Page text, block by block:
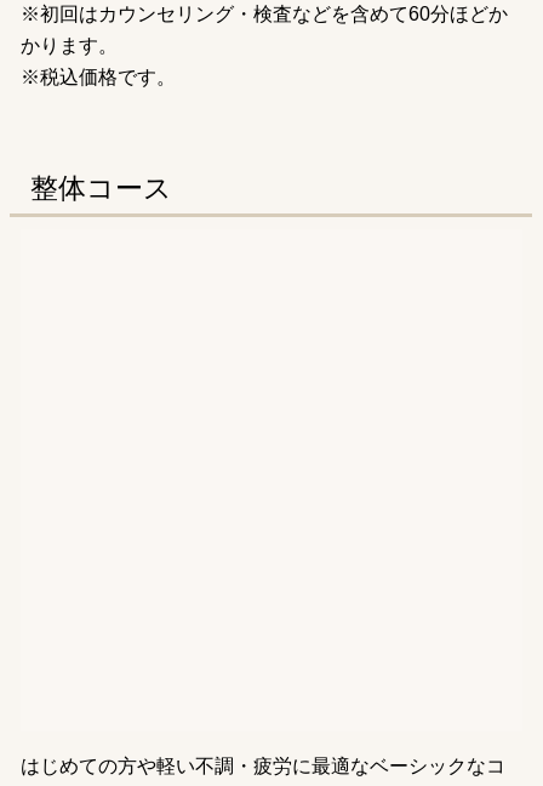
※初回はカウンセリング・検査などを含めて60分ほどか
かります。
※税込価格です。
整体コース
はじめての方や軽い不調・疲労に最適なベーシックなコ